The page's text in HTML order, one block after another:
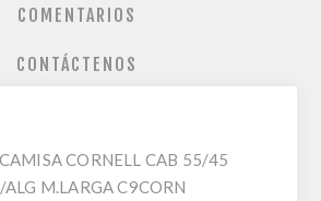
COMENTARIOS
CONTÁCTENOS
CORNELL CAB 55/45
ALG M.LARGA C9CORN